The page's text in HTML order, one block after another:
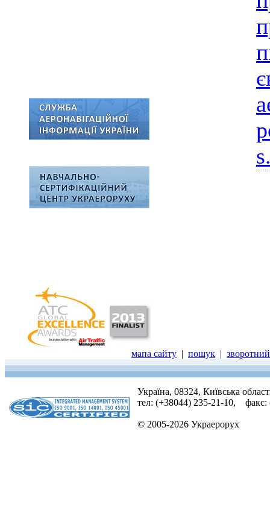
мапа сайту | пошук |
Україна, 08324, Київська
тел: (+38044) 235-21-10, факс:
© 2005-2026 Украерорух